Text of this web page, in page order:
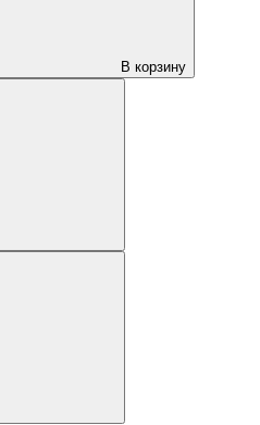
В корзину